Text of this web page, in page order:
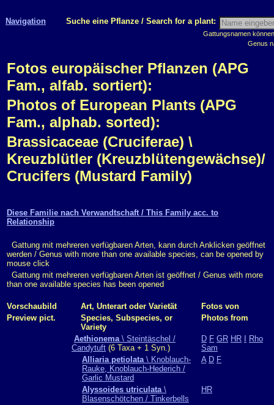
Navigation Suche eine Pflanze / Search for a plant:
Gattungsnamen
Genus
Fotos europäischer Pflanzen (APG
Fam., alfab. sortiert):
Photos of European Plants (APG
Fam., alphab. sorted):
Brassicaceae (Cruciferae) \
Kreuzblütler (Kreuzblütengewächse)/
Crucifers (Mustard Family)
Diese Familie nach Verwandtschaft / This Family acc. to
Relationship
Gattung mit mehreren verfügbaren Arten, kann durch Anklicken geöffnet
werden / Genus with more than one available species, can be opened by
mouse click
Gattung mit mehreren verfügbaren Arten ist geöffnet / Genus with more
than one available species has been opened
Vorschaubild Art, Unterart oder Varietät
Fotos von
Preview pict.
Species, Subspecies, or
Variety
Photos from
Aethionema\ Steintäschel /
Candytuft (6 Taxa + 1 Syn.)
D F GR HR
Rho
Sam
Alliaria petiolata\ Knoblauch-
Rauke, Knoblauch-Hederich /
Garlic Mustard
A D F
Alyssoides utriculata\
Blasenschötchen / Tinkerbells
HR